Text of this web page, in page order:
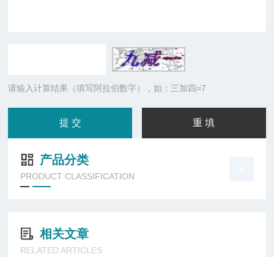
请输入计算结果（填写阿拉伯数字），如：三加四=7
产品分类
PRODUCT CLASSIFICATION
相关文章
RELATED ARTICLES